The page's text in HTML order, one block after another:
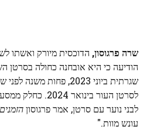
שרה פרגוסון, הדוכסית מיורק ואשתו
הודיעה כי היא אובחנה כחולה בסרטן
שגרתית ביוני 2023,
לסרטן העור
לבני נוער עם סרטן, אמר פרגוסוןהזמנים
עונש מוות."